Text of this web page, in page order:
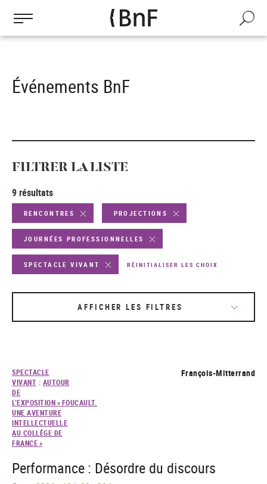
contenu
Recherche
Événements BnF
FILTRER LA LISTE
9 résultats
RENCONTRES PROJECTIONS
JOURNÉES PROFESSIONNELLES
SPECTACLE VIVANT RÉINITIALISER LES CHOIX
AFFICHER LES FILTRES
SPECTACLE
VIVANT : AUTOUR
DE
L’EXPOSITION « FOUCAULT.
UNE AVENTURE
INTELLECTUELLE
AU COLLÈGE DE
FRANCE »
François-Mitterrand
Performance : Désordre du discours